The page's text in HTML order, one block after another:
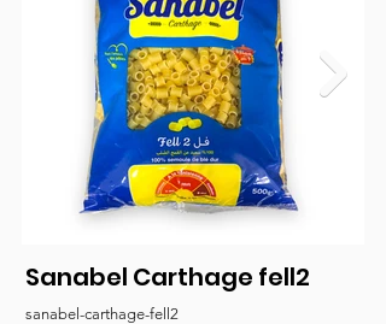
Sanabel Carthage fell2
sanabel-carthage-fell2